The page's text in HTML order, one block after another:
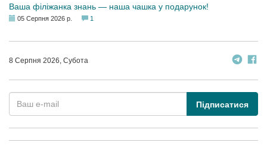
Ваша філіжанка знань — наша чашка у подарунок!
05 Серпня 2026 р. 1
8 Серпня 2026, Субота
Підписатися